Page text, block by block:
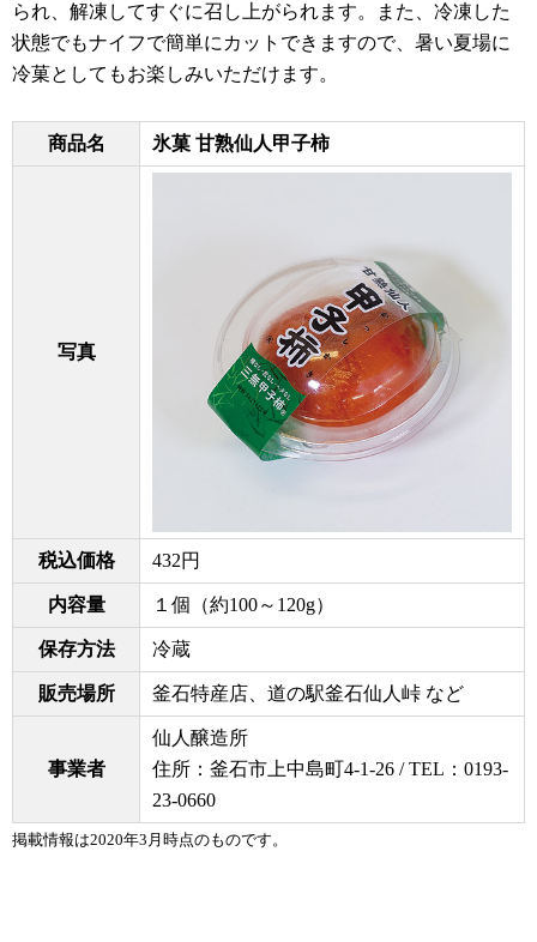
られ、解凍してすぐに召し上がられます。また、冷凍した
状態でもナイフで簡単にカットできますので、暑い夏場に
冷菓としてもお楽しみいただけます。
商品名 氷菓 甘熟仙人甲子柿
写真
税込価格 432円
内容量 １個（約100～120g）
保存方法 冷蔵
販売場所 釜石特産店、道の駅釜石仙人峠 など
事業者
仙人醸造所
住所：釜石市上中島町4-1-26 / TEL：0193-
23-0660
掲載情報は2020年3月時点のものです。